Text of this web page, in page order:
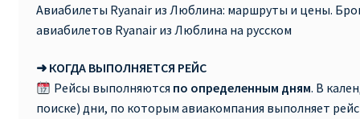
Авиабилеты Ryanair из Люблина: маршруты и цены.
авиабилетов Ryanair из Люблина на русском
➜ КОГДА ВЫПОЛНЯЕТСЯ РЕЙС
Рейсы выполняются по определенным дням. В
поиске) дни, по которым авиакомпания выполняет